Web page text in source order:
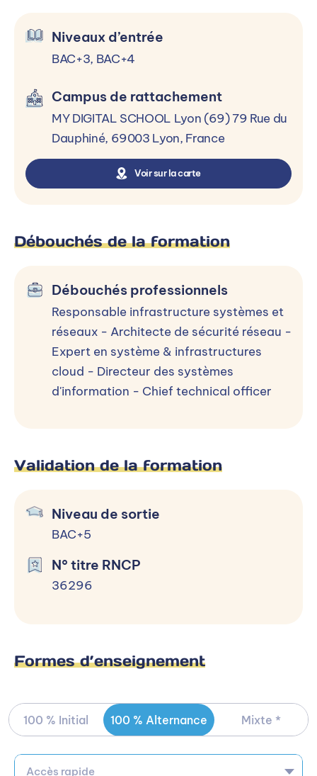
Niveaux d’entrée
BAC+3, BAC+4
Campus de rattachement
MY DIGITAL SCHOOL Lyon (69) 79 Rue du
Dauphiné, 69003 Lyon, France
Voir sur la carte
Débouchés de la formation
Débouchés professionnels
Responsable infrastructure systèmes et
réseaux - Architecte de sécurité réseau -
Expert en système & infrastructures
cloud - Directeur des systèmes
d'information - Chief technical officer
Validation de la formation
Niveau de sortie
BAC+5
N° titre RNCP
36296
Formes d’enseignement
100 % Initial 100 % Alternance Mixte *
Accès rapide